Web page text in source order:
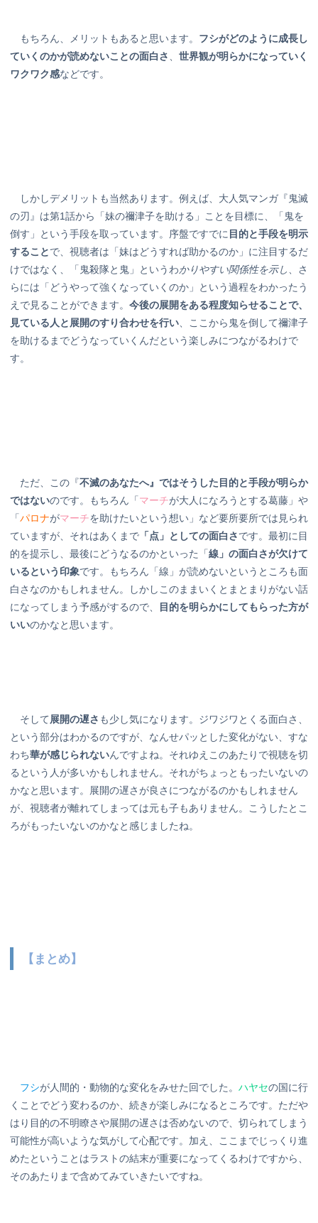
もちろん、メリットもあると思います。 フシがどのように成長し
ていくのかが読めないことの面白さ
世界観が明らかになっていく
ワクワク感などです。
しかしデメリットも当然あります。例えば、大人気マンガ『鬼滅
の刃』は第1話から「妹の禰津子を助ける」ことを目標に、「鬼を
倒す」という手段を取っています。序盤ですでに 目的と手段を明示
することで、視聴者は「妹はどうすれば助かるのか」に注目するだ
けではなく、「鬼殺隊と鬼」というわかりやすい関係性を示し
、さ
らには「どうやって強くなっていくのか」という過程をわかったう
えで見ることができます。 今後の展開をある程度知らせることで、
見ている人と展開のすり合わせを行い 、ここから鬼を倒して禰津子
を助けるまでどうなっていくんだという楽しみにつながるわけで
す。
ただ、この『不滅のあなたへ』ではそうした目的と手段が明らか
ではないのです。もちろん「マーチが大人になろうとする葛藤」や
「パロナがマーチを助けたいという想い」など要所要所では見られ
ていますが、それはあくまで 「点」としての面白さです。最初に目
的を提示し、最後にどうなるのかといった「線」の面白さが欠けて
いるという印象です。もちろん「線」が読めないというところも面
白さなのかもしれません。しかしこのままいくとまとまりがない話
になってしまう予感がするので、
目的を明らかにしてもらった方が
いいのかなと思います。
そして 展開の遅さ も少し気になります。ジワジワとくる面白さ、
という部分はわかるのですが、なんせパッとした変化がない、すな
わち華が感じられないんですよね。それゆえこのあたりで視聴を切
るという人が多いかもしれません。それがちょっともったいないの
かなと思います。展開の遅さが良さにつながるのかもしれません
が、視聴者が離れてしまっては元も子もありません。こうしたとこ
ろがもったいないのかなと感じましたね。
【まとめ】
フシが人間的・動物的な変化をみせた回でした。 ハヤセの国に行
くことでどう変わるのか、続きが楽しみになるところです。ただや
はり目的の不明瞭さや展開の遅さは否めないので、切られてしまう
可能性が高いような気がして心配です。加え、ここまでじっくり進
めたということはラストの結末が重要になってくるわけですから、
そのあたりまで含めてみていきたいですね。